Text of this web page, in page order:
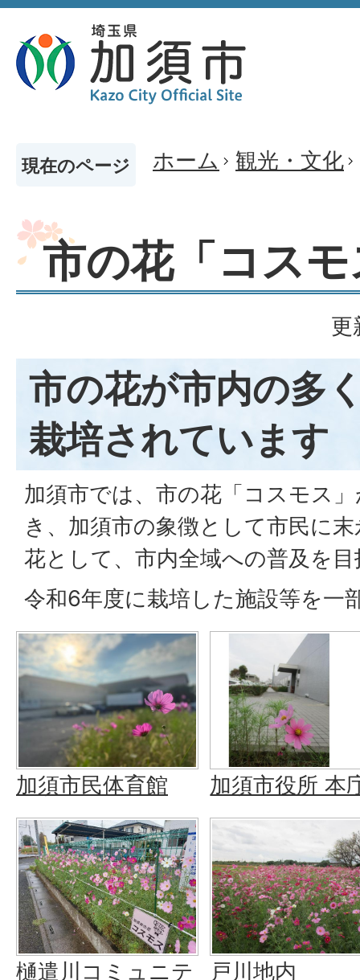
現在のページ ホーム 観光・文化
市の花「コス
更
市の花が市内の多
栽培されています
加須市では、市の花「コスモス
き、加須市の象徴として市民に
花として、市内全域への普及を
令和6年度に栽培した施設等を一
加須市民体育館 加須市役所 本
樋遣川コミュニテ
戸川地内